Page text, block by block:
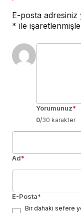
E-posta adresiniz
* ile
Yorumunuz*
0/30 karakter
Ad*
E-Posta*
Bir dahaki sefere